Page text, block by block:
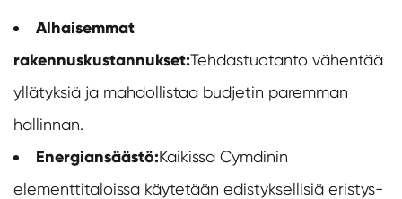
Alhaisemmat
rakennuskustannukset:Tehdastuotanto vähentää
yllätyksiä ja mahdollistaa budjetin paremman
hallinnan.
Energiansäästö:Kaikissa Cymdinin
elementtitaloissa käytetään edistyksellisiä eristys-